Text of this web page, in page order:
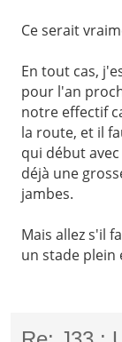
Ce serait
En tout cas,
pour l'an
notre effectif
la route, et il
qui début
déjà une
jambes.
Mais allez s'il
un stade plein